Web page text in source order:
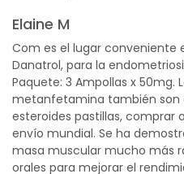
Elaine M
Com es el lugar conveniente
Danatrol, para la
Paquete: 3 Ampollas x 50mg.
metanfetamina también son
esteroides pastillas, comprar
envío mundial. Se ha
masa muscular mucho más
orales para mejorar el